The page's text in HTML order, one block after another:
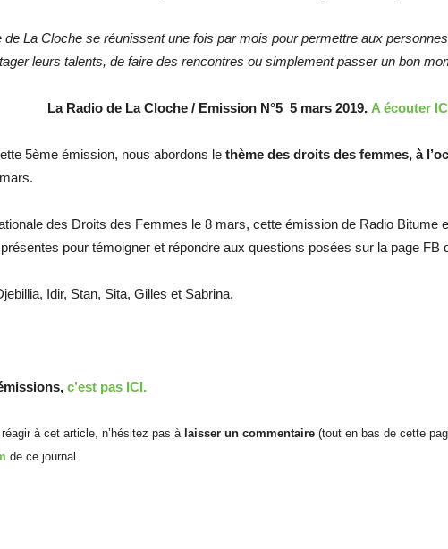
La Cloche se réunissent une fois par mois pour permettre aux
leurs talents, de faire des rencontres ou simplement passer un bon
La Radio de La Cloche / Emission N°5 5 mars 2019. A écouter
5ème émission, nous abordons le thème des droits des femmes, à
des Droits des Femmes le 8 mars, cette émission de Radio
pour témoigner et répondre aux questions posées sur la page FB
Idir, Stan, Sita, Gilles et Sabrina.
c’est pas ICI.
à cet article, n’hésitez pas à laisser un commentaire (tout en bas de cette
de ce journal.